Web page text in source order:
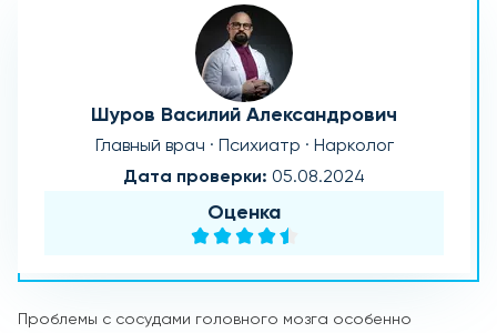
Шуров Василий Александрович
Главный врач · Психиатр · Нарколог
Дата проверки: 05.08.2024
Оценка
Проблемы с сосудами головного мозга особенно